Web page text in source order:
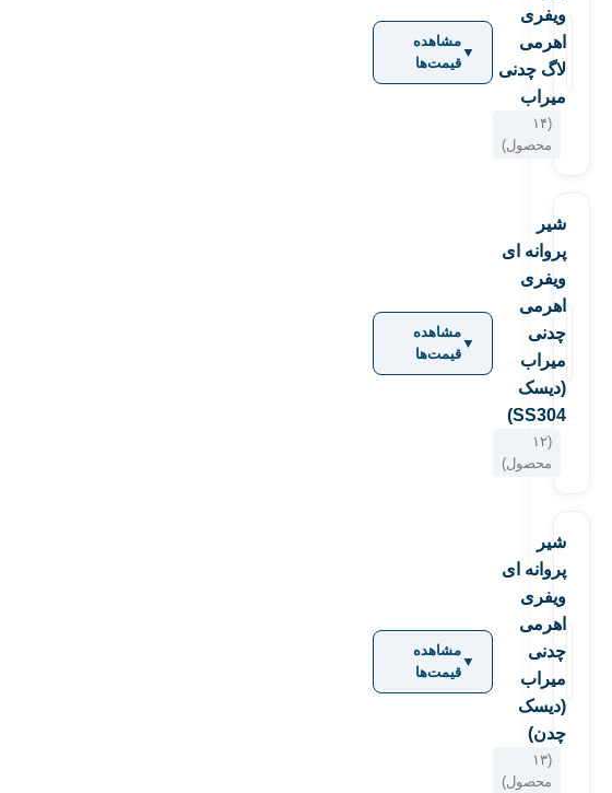
ویفری
اهرمی
لاگ چدنی
میراب
(۱۴
محصول)
▼
مشاهده
قیمت‌ها
شير
پروانه ای
ويفری
اهرمی
چدنی
ميراب
(دیسک
SS304)
(۱۲
محصول)
▼
مشاهده
قیمت‌ها
شیر
پروانه ای
ویفری
اهرمی
چدنی
میراب
(دیسک
چدن)
(۱۳
محصول)
▼
مشاهده
قیمت‌ها